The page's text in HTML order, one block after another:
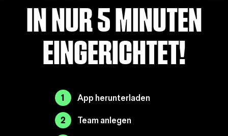
In nur 5 Minuten
eingerichtet!
1 App herunterladen
2 Team anlegen